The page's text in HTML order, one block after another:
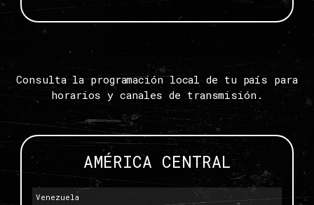
Consulta la programación local de tu país para
horarios y canales de transmisión.
AMÉRICA CENTRAL
Venezuela